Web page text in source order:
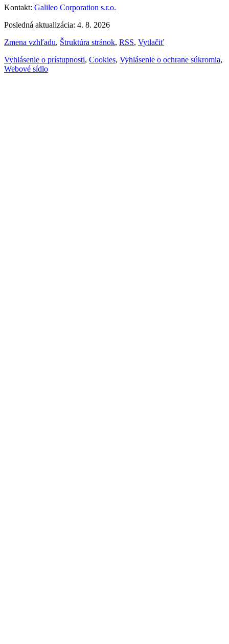
Kontakt: Galileo Corporation s.r.o.
Posledná aktualizácia: 4. 8. 2026
Zmena vzhľadu, Štruktúra stránok, RSS, Vytlačiť
Vyhlásenie o prístupnosti, Cookies, Vyhlásenie o ochrane súkromia,
Webové sídlo